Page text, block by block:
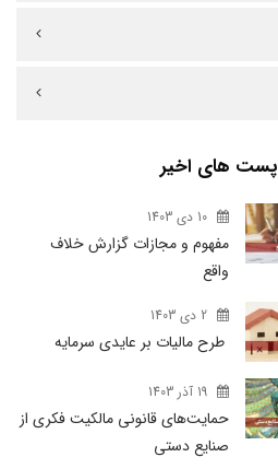
پست های اخیر
10 دی 1403
مفهوم و مجازات گزارش خلاف
واقع
2 دی 1403
طرح مالیات بر عایدی سرمایه
19 آذر 1403
حمایت‌های قانونی مالکیت فکری از
صنایع دستی